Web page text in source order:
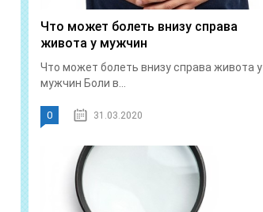
Что может болеть внизу справа
живота у мужчин
Что может болеть внизу справа живота у
мужчин Боли в...
0 31.03.2020